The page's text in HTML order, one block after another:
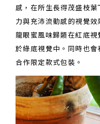
感，在所生長得茂盛枝
力與充沛流動感的視覺效
龍眼蜜風味歸類在紅底
於綠底視覺中。同時也
合作限定款式包裝。